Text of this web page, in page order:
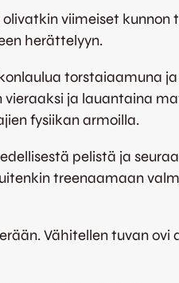
viimeiset
herättelyyn.
torstaiaamuna
vieraaksi ja lauantaina
fysiikan armoilla.
pelistä ja
treenaamaan
Vähitellen tuvan